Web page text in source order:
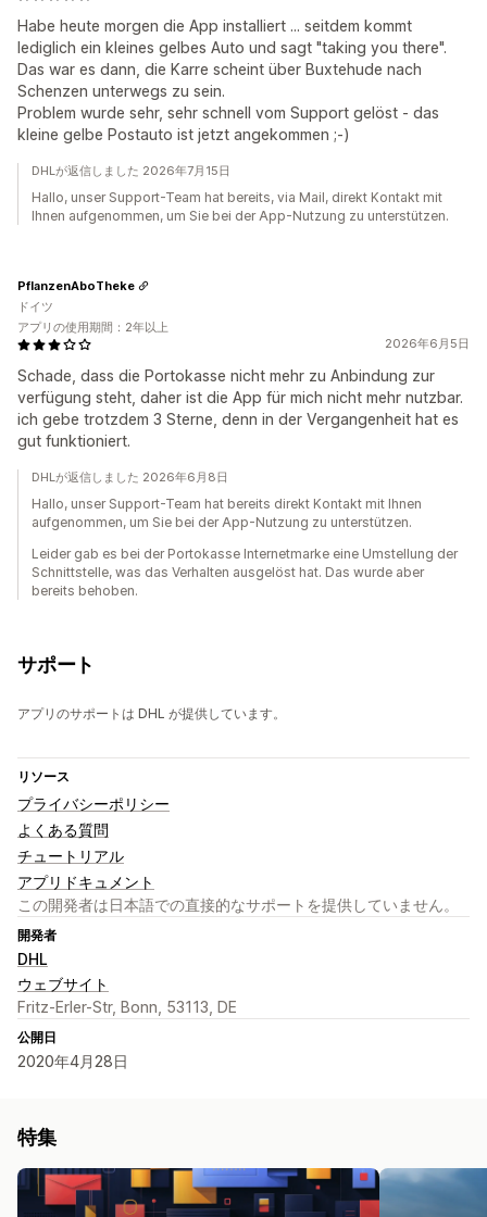
Habe heute morgen die App installiert ... seitdem kommt
lediglich ein kleines gelbes Auto und sagt "taking you there".
Das war es dann, die Karre scheint über Buxtehude nach
Schenzen unterwegs zu sein.
Problem wurde sehr, sehr schnell vom Support gelöst - das
kleine gelbe Postauto ist jetzt angekommen ;-)
DHLが返信しました 2026年7月15日
Hallo, unser Support-Team hat bereits, via Mail, direkt Kontakt mit
Ihnen aufgenommen, um Sie bei der App-Nutzung zu unterstützen.
2026年6月5日
Schade, dass die Portokasse nicht mehr zu Anbindung zur
verfügung steht, daher ist die App für mich nicht mehr nutzbar.
ich gebe trotzdem 3 Sterne, denn in der Vergangenheit hat es
gut funktioniert.
PflanzenAboTheke
ドイツ
アプリの使用期間：2年以上
DHLが返信しました 2026年6月8日
Hallo, unser Support-Team hat bereits direkt Kontakt mit Ihnen
aufgenommen, um Sie bei der App-Nutzung zu unterstützen.
Leider gab es bei der Portokasse Internetmarke eine Umstellung der
Schnittstelle, was das Verhalten ausgelöst hat. Das wurde aber
bereits behoben.
サポート
アプリのサポートは DHL が提供しています。
リソース
プライバシーポリシー
よくある質問
チュートリアル
アプリドキュメント
この開発者は日本語での直接的なサポートを提供していません。
開発者
DHL
ウェブサイト
Fritz-Erler-Str, Bonn, 53113, DE
公開日
2020年4月28日
特集